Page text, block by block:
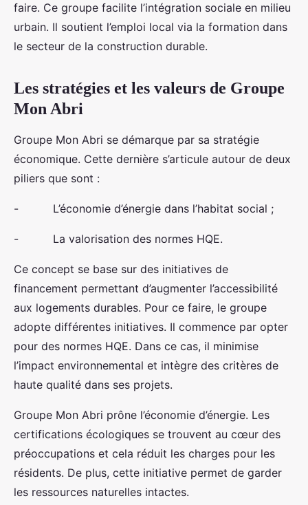
faire. Ce groupe facilite l’intégration sociale en milieu
urbain. Il soutient l’emploi local via la formation dans
le secteur de la construction durable.
Les stratégies et les valeurs de Groupe
Mon Abri
Groupe Mon Abri se démarque par sa stratégie
économique. Cette dernière s’articule autour de deux
piliers que sont :
- L’économie d’énergie dans l’habitat social ;
- La valorisation des normes HQE.
Ce concept se base sur des initiatives de
financement permettant d’augmenter l’accessibilité
aux logements durables. Pour ce faire, le groupe
adopte différentes initiatives. Il commence par opter
pour des normes HQE. Dans ce cas, il minimise
l’impact environnemental et intègre des critères de
haute qualité dans ses projets.
Groupe Mon Abri prône l’économie d’énergie. Les
certifications écologiques se trouvent au cœur des
préoccupations et cela réduit les charges pour les
résidents. De plus, cette initiative permet de garder
les ressources naturelles intactes.